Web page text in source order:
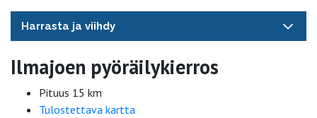
Harrasta ja viihdy
Ilmajoen pyöräilykierros
Pituus 15 km
Tulostettava kartta